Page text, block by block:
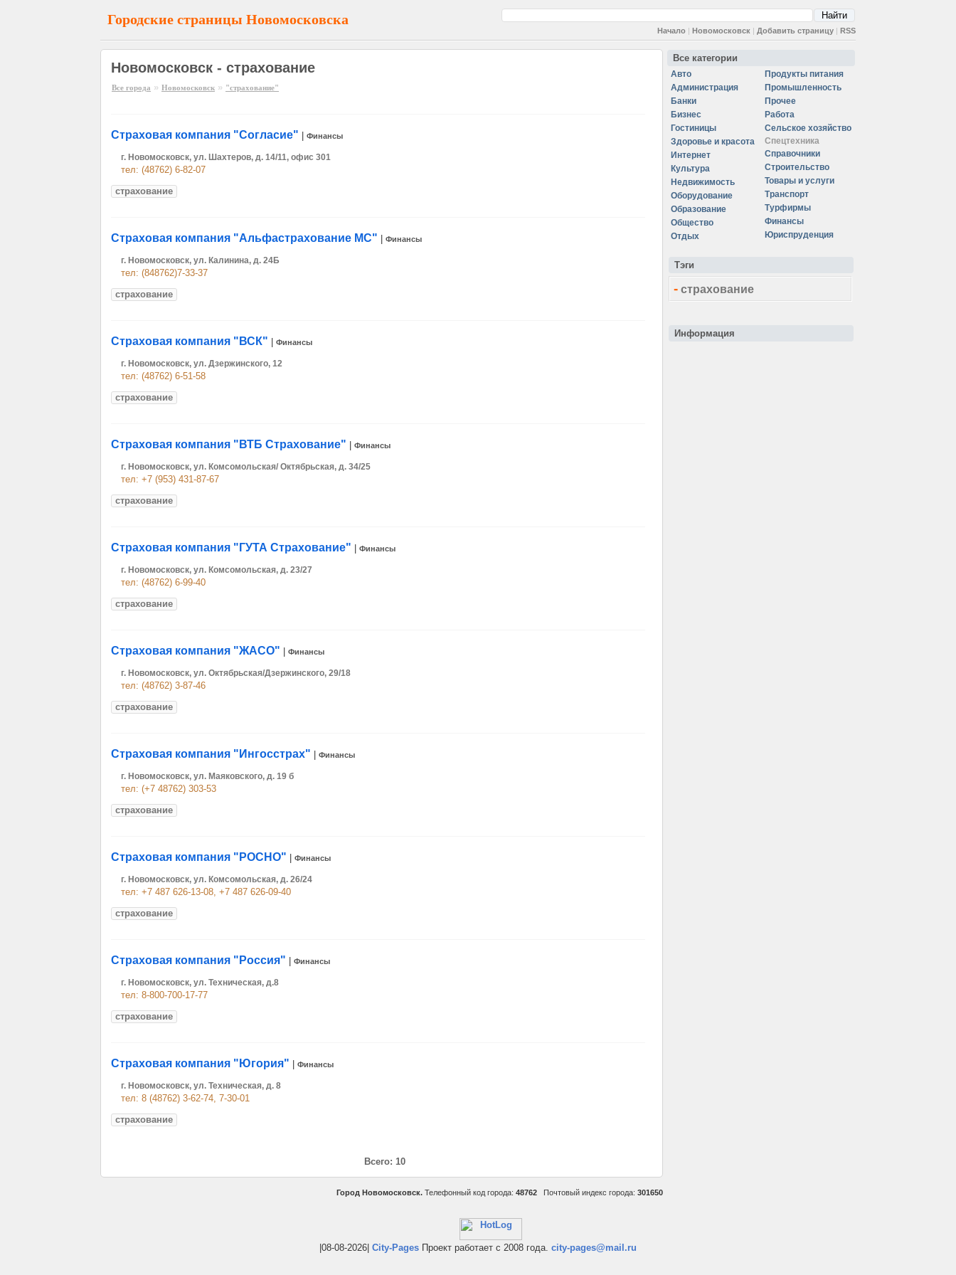
Городские страницы Новомосковска
Начало | Новомосковск | Добавить страницу | RSS
Новомосковск - страхование
Все города » Новомосковск » "страхование"
Страховая компания "Согласие" Финансы
г. Новомосковск, ул. Шахтеров, д. 14/11, офис 301
тел: (48762) 6-82-07
страхование
Страховая компания "Альфастрахование МС" Финансы
г. Новомосковск, ул. Калинина, д. 24Б
тел: (848762)7-33-37
страхование
Страховая компания "ВСК" Финансы
г. Новомосковск, ул. Дзержинского, 12
тел: (48762) 6-51-58
страхование
Страховая компания "ВТБ Страхование" Финансы
г. Новомосковск, ул. Комсомольская/ Октябрьская, д. 34/25
тел: +7 (953) 431-87-67
страхование
Страховая компания "ГУТА Страхование" Финансы
г. Новомосковск, ул. Комсомольская, д. 23/27
тел: (48762) 6-99-40
страхование
Страховая компания "ЖАСО" Финансы
г. Новомосковск, ул. Октябрьская/Дзержинского, 29/18
тел: (48762) 3-87-46
страхование
Страховая компания "Ингосстрах" Финансы
г. Новомосковск, ул. Маяковского, д. 19 б
тел: (+7 48762) 303-53
страхование
Страховая компания "РОСНО" Финансы
г. Новомосковск, ул. Комсомольская, д. 26/24
тел: +7 487 626-13-08, +7 487 626-09-40
страхование
Страховая компания "Россия" Финансы
г. Новомосковск, ул. Техническая, д.8
тел: 8-800-700-17-77
страхование
Страховая компания "Югория" Финансы
г. Новомосковск, ул. Техническая, д. 8
тел: 8 (48762) 3-62-74, 7-30-01
страхование
Всего: 10
Город Новомосковск. Телефонный код города: 48762 Почтовый индекс города: 301650
Все категории
Авто
Администрация
Банки
Бизнес
Гостиницы
Здоровье и красота
Интернет
Культура
Недвижимость
Оборудование
Образование
Общество
Отдых
Продукты питания
Промышленность
Прочее
Работа
Сельское хозяйство
Спецтехника
Справочники
Строительство
Товары и услуги
Транспорт
Турфирмы
Финансы
Юриспруденция
Тэги
- страхование
Информация
|08-08-2026| City-Pages Проект работает с 2008 года. city-pages@mail.ru